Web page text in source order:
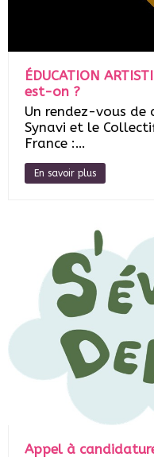
ÉDUCATION
est-on ?
Un rendez-vous de
Synavi et le
France :…
En savoir plus
Appel à